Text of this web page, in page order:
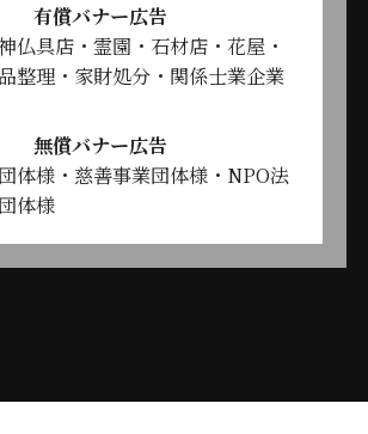
有償バナー広告
仏具店・霊園・石材店・花屋・
整理・家財処分・関係士業企業
無償バナー広告
体様・慈善事業団体様・NPO法
体様